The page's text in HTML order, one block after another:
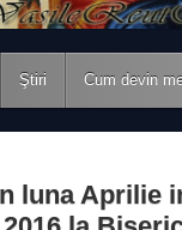
Ştiri Cum devin
luna Aprilie